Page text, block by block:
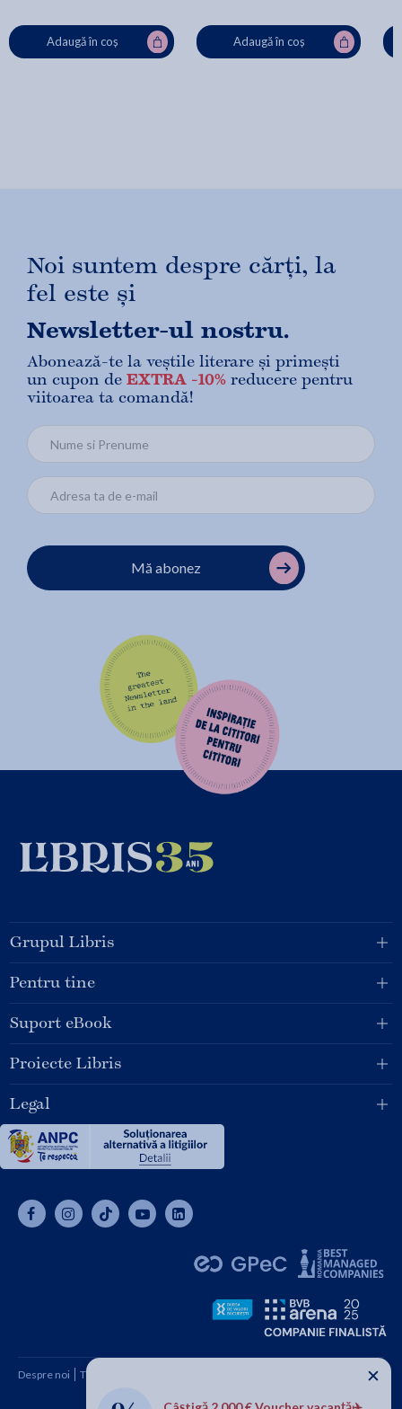
✕
Adaugă în coș Adaugă în coș
Noi suntem despre cărți, la
fel este și
Newsletter-ul nostru.
Abonează-te la veștile literare și primești
un cupon de EXTRA -10% reducere pentru
viitoarea ta comandă!
Mă abonez
Grupul Libris
Pentru tine
Suport eBook
Proiecte Libris
Legal
Despre noi Termeni și condiții